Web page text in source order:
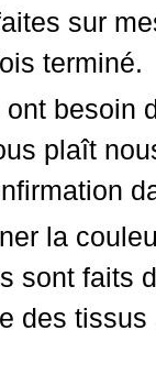
sur
terminé.
besoin
plaît
la
sont faits
des